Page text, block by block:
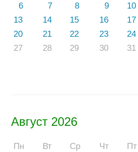
6
7 8 9 10
13
14 15 16 17
20
21 22 23 24
27
28 29 30 31
Август 2026
Пн Вт Ср Чт Пт